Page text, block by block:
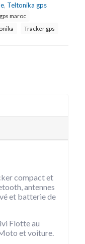
, Teltonika gps
maroc
Tracker gps
compact et
antennes
et batterie de
Flotte au
et voiture.